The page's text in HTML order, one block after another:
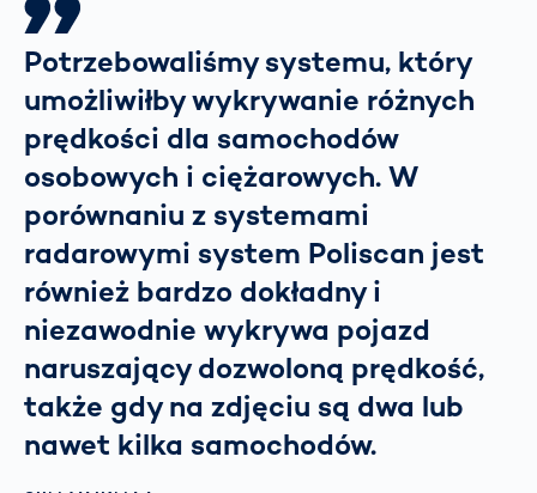
Potrzebowaliśmy systemu, który
umożliwiłby wykrywanie różnych
prędkości dla samochodów
osobowych i ciężarowych. W
porównaniu z systemami
radarowymi system Poliscan jest
również bardzo dokładny i
niezawodnie wykrywa pojazd
naruszający dozwoloną prędkość,
także gdy na zdjęciu są dwa lub
nawet kilka samochodów.